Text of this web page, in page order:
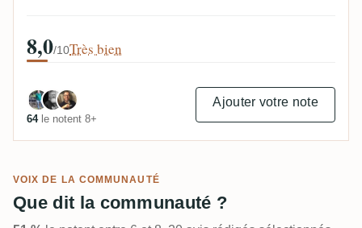
8,0/10Très bien
64le notent 8+
Ajouter votre note
VOIX DE LA COMMUNAUTÉ
Que dit la communauté ?